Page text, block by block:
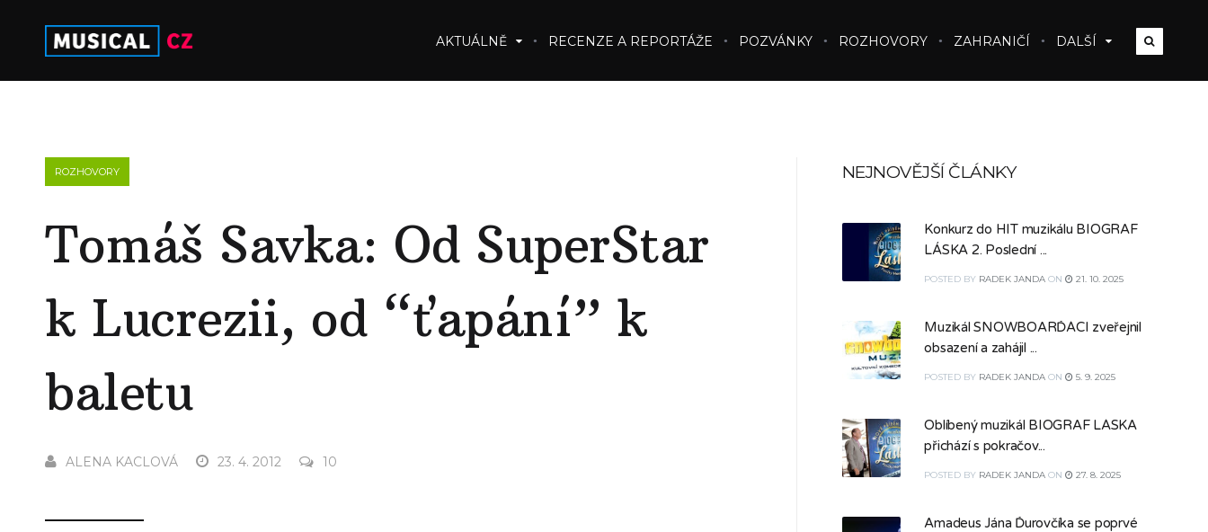
AKTUÁLNĚ RECENZE A REPORTÁŽE POZVÁNKY ROZHOVORY ZAHRANIČÍ DALŠÍ
ROZHOVORY
Tomáš Savka: Od SuperStar
k Lucrezii, od “ťapání” k
baletu
ALENA KACLOVÁ 23. 4. 2012 10
NEJNOVĚJŠÍ ČLÁNKY
Konkurz do HIT muzikálu BIOGRAF
LÁSKA 2. Poslední ...
POSTED BY RADEK JANDA ON 21. 10. 2025
Muzikál SNOWBOARĎÁCI zveřejnil
obsazení a zahájil ...
POSTED BY RADEK JANDA ON 5. 9. 2025
Oblíbený muzikál BIOGRAF LÁSKA
přichází s pokračov...
POSTED BY RADEK JANDA ON 27. 8. 2025
Amadeus Jána Ďurovčíka se poprvé